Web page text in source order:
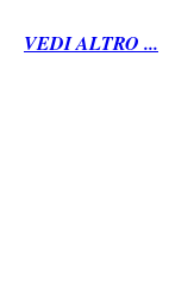
VEDI ALTRO ...